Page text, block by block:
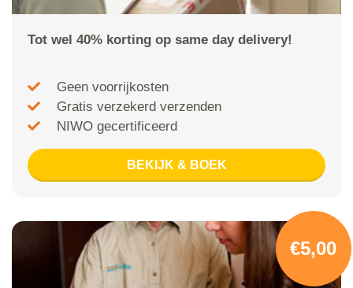
Tot wel 40% korting op same day delivery!
Geen voorrijkosten
Gratis verzekerd verzenden
NIWO gecertificeerd
BEKIJK & BOEK
€5,00